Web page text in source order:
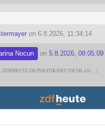
on 6.8.2026, 11:34:14
Nocun on 5.8.2026, 08:05:09
ZDFHEUTE.DE/POLITIK/DEUTSCHLAN